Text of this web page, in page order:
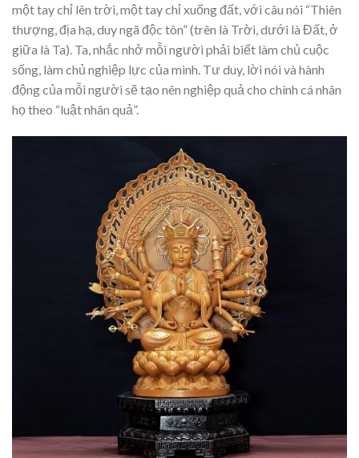
một tay chỉ lên trời, một tay chỉ xuống đất, với câu nói “Thiên
thượng, địa hạ, duy ngã độc tôn” (trên là Trời, dưới là Đất, ở
giữa là Ta). Ta, nhắc nhở mỗi người phải biết làm chủ cuộc
sống, làm chủ nghiệp lực của mình. Tư duy, lời nói và hành
động của mỗi người sẽ tạo nên nghiệp quả cho chính cá nhân
họ theo “luật nhân quả”.